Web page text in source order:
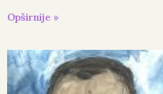
Opširnije »